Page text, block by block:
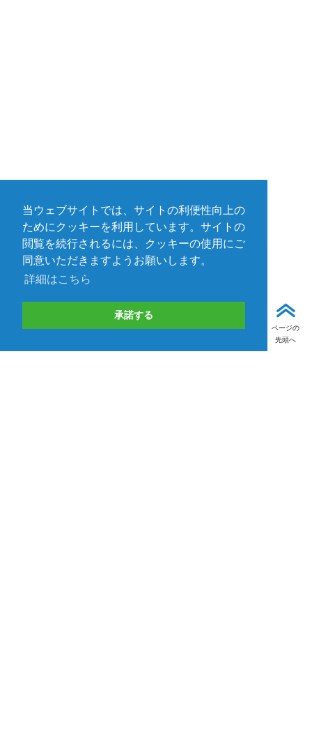
当ウェブサイトでは、サイトの利便性向上の
ためにクッキーを利用しています。サイトの
閲覧を続行されるには、クッキーの使用にご
同意いただきますようお願いします。
詳細はこちら
承諾する
ページの
先頭へ